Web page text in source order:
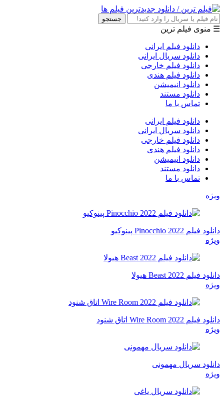
جستجو
☰ منوی فیلم ترین
دانلود فیلم ایرانی
دانلود سریال ایرانی
دانلود فیلم خارجی
دانلود فیلم هندی
دانلود انیمیشن
دانلود مستند
تماس با ما
دانلود فیلم ایرانی
دانلود سریال ایرانی
دانلود فیلم خارجی
دانلود فیلم هندی
دانلود انیمیشن
دانلود مستند
تماس با ما
ویژه
دانلود فیلم Pinocchio 2022 پینوکیو
ویژه
دانلود فیلم Beast 2022 هیولا
ویژه
دانلود فیلم Wire Room 2022 اتاق شنود
ویژه
دانلود سریال مهمونی
ویژه